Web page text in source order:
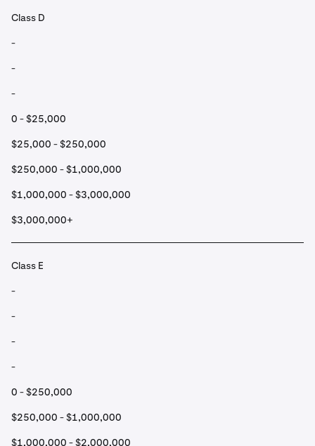
Class D
-
-
-
0 - $25,000
$25,000 - $250,000
$250,000 - $1,000,000
$1,000,000 - $3,000,000
$3,000,000+
Class E
-
-
-
-
0 - $250,000
$250,000 - $1,000,000
$1,000,000 - $2,000,000